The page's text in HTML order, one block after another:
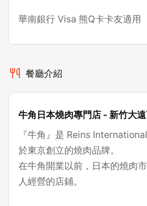
華南銀行 Visa 熊Q卡卡友適用
餐廳介紹
牛角日本燒肉專門店 - 新竹大
『牛角』是 Reins
於東京創立的燒肉品牌。
在牛角開業以前，日本的燒肉
人經營的店鋪。